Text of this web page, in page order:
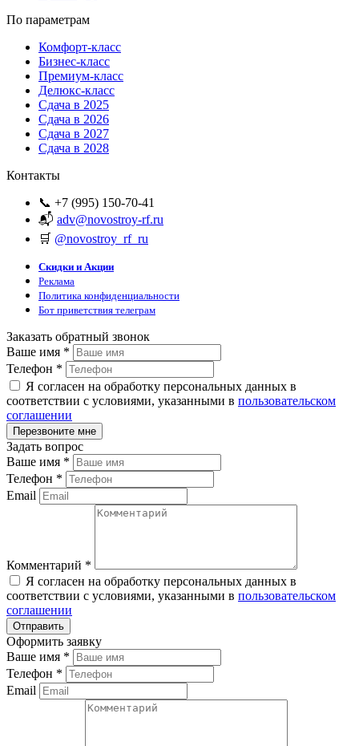
По параметрам
Комфорт-класс
Бизнес-класс
Премиум-класс
Делюкс-класс
Сдача в 2025
Сдача в 2026
Сдача в 2027
Сдача в 2028
Контакты
📞 +7 (995) 150-70-41
📬 adv@novostroy-rf.ru
🛒 @novostroy_rf_ru
Скидки и Акции
Реклама
Политика конфиденциальности
Бот приветствия телеграм
Заказать обратный звонок
Ваше имя *
Телефон *
Я согласен на обработку персональных данных в
соответствии с условиями, указанными в пользовательском
соглашении
Задать вопрос
Ваше имя *
Телефон *
Email
Комментарий *
Я согласен на обработку персональных данных в
соответствии с условиями, указанными в пользовательском
соглашении
Оформить заявку
Ваше имя *
Телефон *
Email